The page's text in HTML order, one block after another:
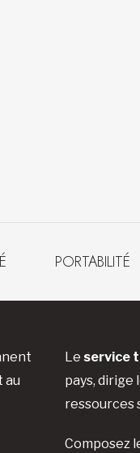
PORTABILITÉ
au
Le service
pays, dirige
ressources
Composez